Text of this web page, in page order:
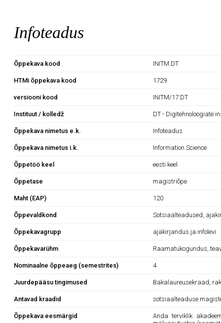
Infoteadus
Õppekava kood INITM.DT
HTMi õppekava kood 1729
versiooni kood INITM/17.DT
Instituut / kolledž DT - Digitehnoloogiate
Õppekava nimetus e.k. Infoteadus
Õppekava nimetus i.k. Information Science
Õppetöö keel eesti keel
Õppetase magistriõpe
Maht (EAP) 120
Õppevaldkond Sotsiaalteadused,
Õppekavagrupp ajakirjandus ja infolevi
Õppekavarühm Raamatukogundus,
Nominaalne õppeaeg (semestrites) 4
Juurdepääsu tingimused Bakalaureusekraad,
Antavad kraadid sotsiaalteaduse
Õppekava eesmärgid
Anda terviklik